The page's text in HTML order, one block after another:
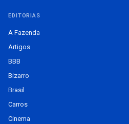
EDITORIAS
A Fazenda
Artigos
BBB
Bizarro
Brasil
Carros
Cinema